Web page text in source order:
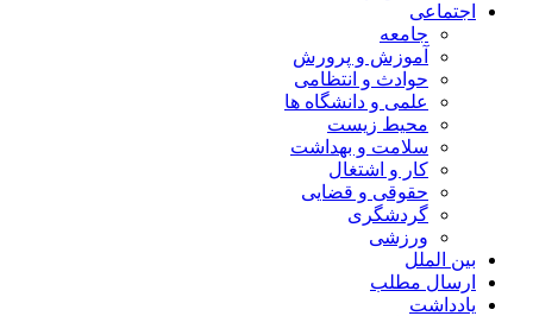
اجتماعی
جامعه
آموزش و پرورش
حوادث و انتظامی
علمی و دانشگاه ها
محیط زیست
سلامت و بهداشت
کار و اشتغال
حقوقی و قضایی
گردشگری
ورزشی
بین الملل
ارسال مطلب
یادداشت